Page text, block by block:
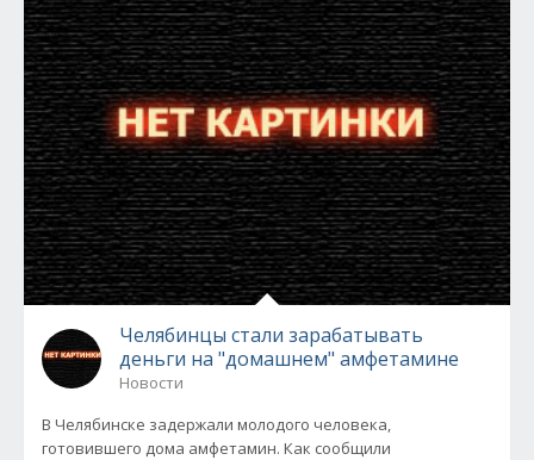
Челябинцы стали зарабатывать
деньги на "домашнем" амфетамине
Новости
В Челябинске задержали молодого человека,
готовившего дома амфетамин. Как сообщили